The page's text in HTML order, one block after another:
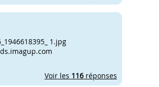
1.jpg
Voir les 116réponses